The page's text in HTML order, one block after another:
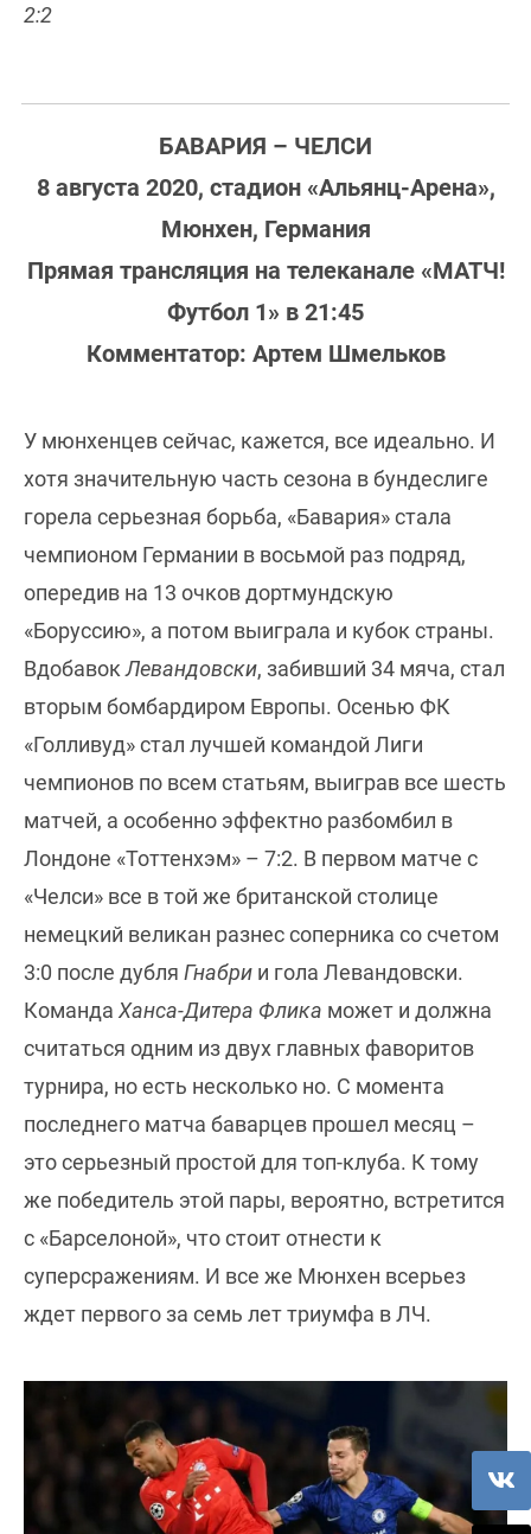
2:2
БАВАРИЯ – ЧЕЛСИ
8 августа 2020, стадион «Альянц-Арена»,
Мюнхен, Германия
Прямая трансляция на телеканале «МАТЧ!
Футбол 1» в 21:45
Комментатор: Артем Шмельков
У мюнхенцев сейчас, кажется, все идеально. И
хотя значительную часть сезона в бундеслиге
горела серьезная борьба, «Бавария» стала
чемпионом Германии в восьмой раз подряд,
опередив на 13 очков дортмундскую
«Боруссию», а потом выиграла и кубок страны.
Вдобавок Левандовски, забивший 34 мяча, стал
вторым бомбардиром Европы. Осенью ФК
«Голливуд» стал лучшей командой Лиги
чемпионов по всем статьям, выиграв все шесть
матчей, а особенно эффектно разбомбил в
Лондоне «Тоттенхэм» – 7:2. В первом матче с
«Челси» все в той же британской столице
немецкий великан разнес соперника со счетом
3:0 после дубля Гнабри и гола Левандовски.
Команда Ханса-Дитера Флика может и должна
считаться одним из двух главных фаворитов
турнира, но есть несколько но. С момента
последнего матча баварцев прошел месяц –
это серьезный простой для топ-клуба. К тому
же победитель этой пары, вероятно, встретится
с «Барселоной», что стоит отнести к
суперсражениям. И все же Мюнхен всерьез
ждет первого за семь лет триумфа в ЛЧ.